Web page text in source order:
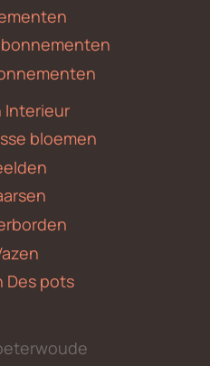
Interieur
bloemen
Des pots